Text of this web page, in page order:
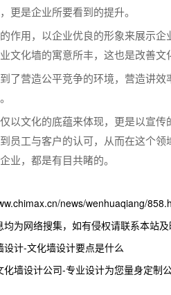
更是企业所要看到的提升。
作用，以企业优良的形象来展示
文化墙的寓意所丰，这也是改善文
了营造公平竞争的环境，营造讲
以文化的底蕴来体现，更是以宣
员工与客户的认可，从而在这个
业，都是有目共睹的。
news/wenhuaqiang/
为网络搜集，如有侵权请联系本站
设计-文化墙设计要点是什么
墙设计公司-专业设计为您量身定制